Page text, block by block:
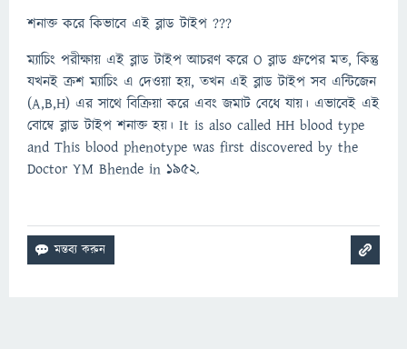
শনাক্ত করে কিভাবে এই ব্লাড টাইপ ???
ম্যাচিং পরীক্ষায় এই ব্লাড টাইপ আচরণ করে O ব্লাড গ্রুপের মত, কিন্তু
যখনই ক্রশ ম্যাচিং এ দেওয়া হয়, তখন এই ব্লাড টাইপ সব এন্টিজেন
(A,B,H) এর সাথে বিক্রিয়া করে এবং জমাট বেধে যায়। এভাবেই এই
বোম্বে ব্লাড টাইপ শনাক্ত হয়। It is also called HH blood type
and This blood phenotype was first discovered by the
Doctor YM Bhende in 1952.